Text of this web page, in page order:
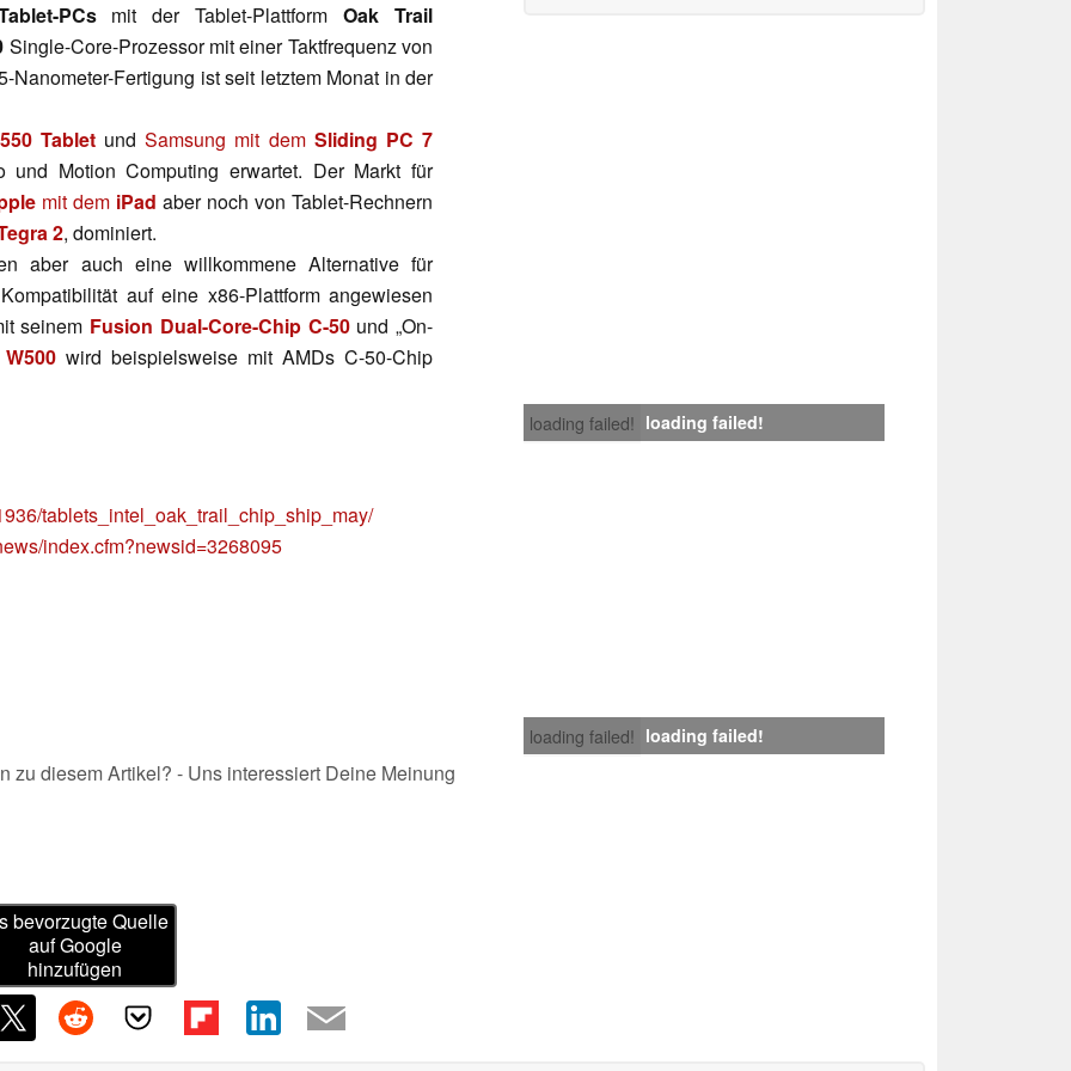
PCsmit der Tablet-PlattformOak Trail
Single-Core-Prozessor mit einer Taktfrequenz von
Fertigung ist seit letztem Monat in der
Tabletund Samsung mit dem Sliding PC 7
und Motion Computing erwartet. Der Markt für
mit dem iPad aber noch von Tablet-Rechnern
2, dominiert.
aber auch eine willkommene Alternative für
auf eine x86-Plattform angewiesen
seinem Fusion Dual-Core-Chip C-50und „On-
wird beispielsweise mit AMDs C-50-Chip
loading failed! loading failed!
tablets_intel_oak_trail_chip_ship_may/
index.cfm?newsid=3268095
loading failed! loading failed!
zu diesem Artikel? - Uns interessiert Deine Meinung
bevorzugte Quelle
auf Google
hinzufügen